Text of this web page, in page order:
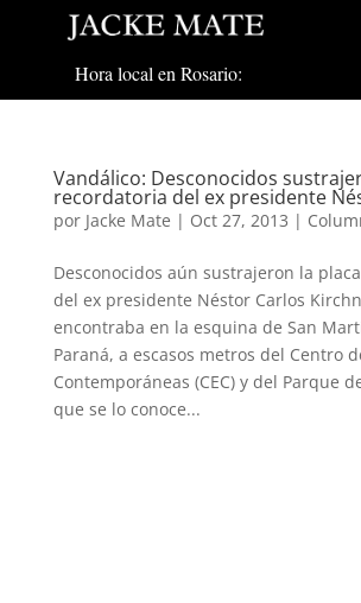
Hora local en Rosario:
Vandálico: Desconocidos
recordatoria del ex presidente
por Jacke Mate | Oct 27, 2013 |
Desconocidos aún sustrajeron la
del ex presidente Néstor Carlos
encontraba en la esquina de San
Paraná, a escasos metros del Centro
Contemporáneas (CEC) y del Parque
que se lo conoce...